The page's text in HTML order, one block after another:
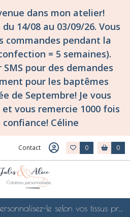
dans mon atelier!
14/08 au 03/09/26. Vous
commandes pendant la
= 5 semaines).
pour des demandes
pour les baptêmes
de Septembre! Je vous
vous remercie 1000 fois
Céline
Contact 0 0
Choisissez un modèle et personnalisez-le selon vos tissus préférés de mes collections en ligne, je le confectionnerai selon vos souhaits